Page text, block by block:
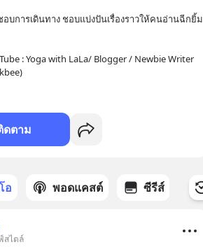
บการเดินทาง ชอบแบ่งปันเรื่องราวให้คนอ่านฉีกยิ้ม
: Yoga with LaLa/ Blogger / Newbie Writer
ดตาม
อ พอดแคสต์ ซีรีส์
สไตล์